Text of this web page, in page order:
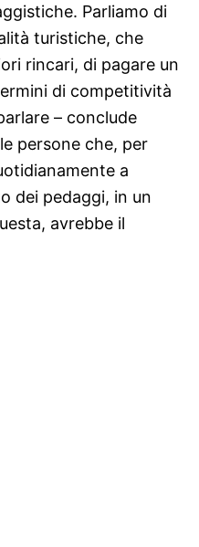
Parliamo di
turistiche, che
rincari, di pagare un
di competitività
– conclude
persone che, per
a
dei pedaggi, in un
avrebbe il